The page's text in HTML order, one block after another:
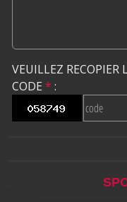
VEUILLEZ RECOPIER
CODE * :